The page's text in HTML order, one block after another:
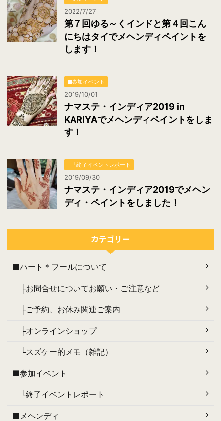
2022/7/27
第７回ゆる～くインドと第４回こん
にちはタイでメヘンディペイントを
します！
■参加イベント
2019/10/01
ナマステ・インディア2019 in
KARIYAでメヘンディペイントをしま
す！
└終了イベントレポート
2019/09/30
ナマステ・インディア2019でメヘン
ディ・ペイントをしました！
カテゴリー
■ハート＊フールについて
├お問合せについてお願い・ご注意など
├ご予約、お休み関連ご案内
├オンラインショップ
└スズケー的メモ（雑記）
■参加イベント
└終了イベントレポート
■メヘンディ